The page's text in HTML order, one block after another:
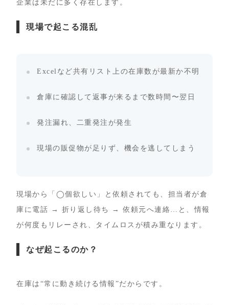
企業は未だに多く存在します。
現場で起こる混乱
Excelなど共有リスト上の在庫数が最新か不明
倉庫に確認して返事が来るまで数時間〜翌日
発注漏れ、二重発注が発生
現場の販促物が足りず、機会を逃してしまう
現場から「◯個欲しい」と依頼されても、担当者が倉
庫に電話 → 折り返し待ち → 依頼元へ連絡…と、情報
が何度もリレーされ、タイムロスが積み重なります。
なぜ起こるのか？
在庫は“常に動き続ける情報”だからです。